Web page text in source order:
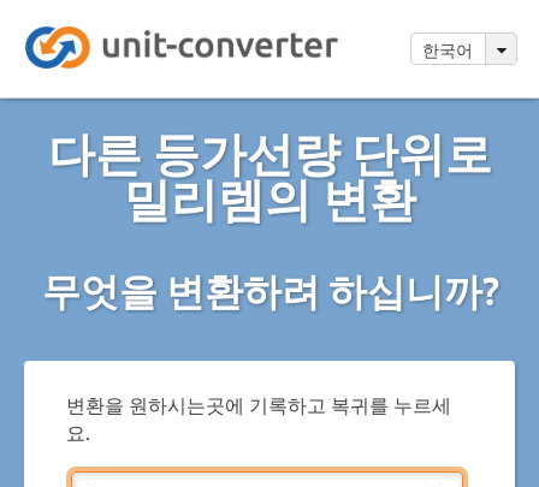
한국어
다른 등가선량 단위로
밀리렘의 변환
무엇을 변환하려 하십니까?
변환을 원하시는곳에 기록하고 복귀를 누르세
요.